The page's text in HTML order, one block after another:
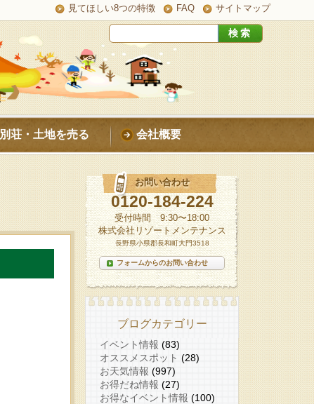
見てほしい8つの特徴 FAQ サイトマップ
別荘・土地を売る 会社概要
お問い合わせ
0120-184-224
受付時間 9:30〜18:00
株式会社リゾートメンテナンス
長野県小県郡長和町大門3518
フォームからのお問い合わせ
ブログカテゴリー
イベント情報 (83)
オススメスポット (28)
お天気情報 (997)
お得だね情報 (27)
お得なイベント情報 (100)